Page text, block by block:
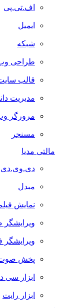
اف.تی.پی
ایمیل
شبکه
طراحی وب
قالب سایت
مدیریت دانلود
مرورگر وب
مسنجر
مالتی مدیا
دی.وی.دی
مبدل
نمایش فیلم
ویرایشگر صوت
ویرایشگر فیلم
پخش صوت
ابزار سی دی
ابزار رایت